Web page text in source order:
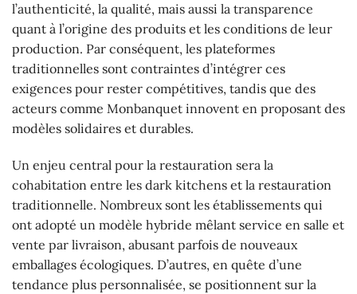
l’authenticité, la qualité, mais aussi la transparence
quant à l’origine des produits et les conditions de leur
production. Par conséquent, les plateformes
traditionnelles sont contraintes d’intégrer ces
exigences pour rester compétitives, tandis que des
acteurs comme Monbanquet innovent en proposant des
modèles solidaires et durables.
Un enjeu central pour la restauration sera la
cohabitation entre les dark kitchens et la restauration
traditionnelle. Nombreux sont les établissements qui
ont adopté un modèle hybride mêlant service en salle et
vente par livraison, abusant parfois de nouveaux
emballages écologiques. D’autres, en quête d’une
tendance plus personnalisée, se positionnent sur la